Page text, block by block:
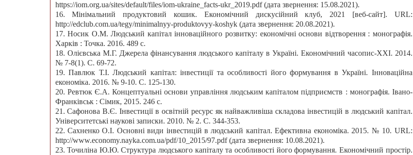
https://iom.org.ua/sites/default/files/iom-ukraine_facts-ukr_2019.pdf (дата звернення: 15.08.2021).
16. Мінімальний продуктовий кошик. Економічний дискусійний клуб, 2021 [веб-сайт]. URL:
http://edclub.com.ua/tegy/minimalnyy-produktovyy-koshyk (дата звернення: 20.08.2021).
17. Носик О.М. Людський капітал інноваційного розвитку: економічні основи відтворення : монографія.
Харків : Точка. 2016. 489 с.
18. Олієвська М.Г. Джерела фінансування людського капіталу в Україні. Економічний часопис-ХХІ. 2014.
№ 7-8(1). С. 69-72.
19. Павлюк Т.І. Людський капітал: інвестиції та особливості його формування в Україні. Інноваційна
економіка. 2016. № 9-10. С. 125-130.
20. Ревтюк Є.А. Концептуальні основи управління людським капіталом підприємств : монографія. Івано-
Франківськ : Сімик, 2015. 246 с.
21. Сафонова В.Є. Інвестиції в освітній ресурс як найважливіша складова інвестицій в людський капітал.
Університетські наукові записки. 2010. № 2. С. 344-353.
22. Сахненко О.І. Основні види інвестицій в людський капітал. Ефективна економіка. 2015. № 10. URL:
http://www.economy.nayka.com.ua/pdf/10_2015/97.pdf (дата звернення: 10.08.2021).
23. Точиліна Ю.Ю. Структура людського капіталу та особливості його формування. Економічний простір.